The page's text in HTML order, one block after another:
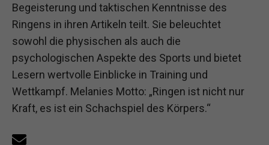
Begeisterung und taktischen Kenntnisse des
Ringens in ihren Artikeln teilt. Sie beleuchtet
sowohl die physischen als auch die
psychologischen Aspekte des Sports und bietet
Lesern wertvolle Einblicke in Training und
Wettkampf. Melanies Motto: „Ringen ist nicht nur
Kraft, es ist ein Schachspiel des Körpers.“